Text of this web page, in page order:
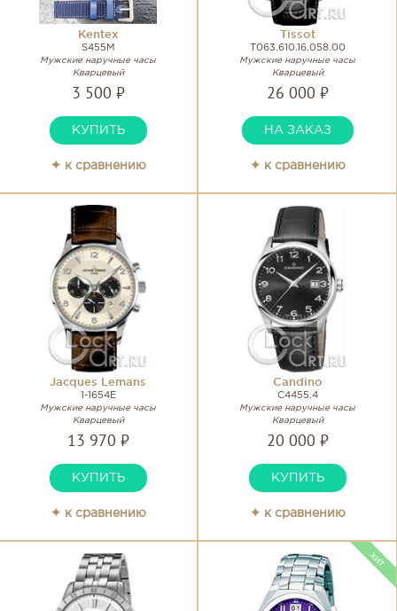
Kentex
S455M
Мужские наручные часы
Кварцевый
3 500 ₽
КУПИТЬ
✦ к сравнению
Tissot
T063.610.16.058.00
Мужские наручные часы
Кварцевый
26 000 ₽
НА ЗАКАЗ
✦ к сравнению
Jacques Lemans
1-1654E
Мужские наручные часы
Кварцевый
13 970 ₽
КУПИТЬ
✦ к сравнению
Candino
C4455.4
Мужские наручные часы
Кварцевый
20 000 ₽
КУПИТЬ
✦ к сравнению